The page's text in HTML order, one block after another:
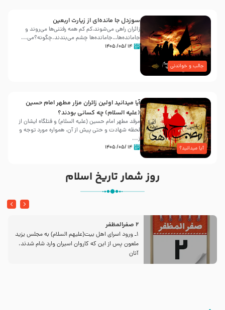
جالب و خواندنی
سوزدل جا مانده‌ای از زیارت اربعین
زائران راهی می‌شوند،کم‌ کم همه رفتنی‌ها می‌روند و
جامانده‌ها…جامانده‌ها چشم می‌بندند.چگونه؟می‌...
۱۴ /۰۵/ ۱۴۰۵
آیا میدانید؟
آیا میدانید اولین زائران مزار مطهر امام حسین
(علیه السلام) چه کسانی بودند؟
مرقد مطهر امام حسین (علیه السلام) و قتلگاه ایشان از
لحظه شهادت و حتی پیش از آن، همواره مورد توجه و
ز...
۱۴ /۰۵/ ۱۴۰۵
روز شمار تاریخ اسلام
2 صفرالمظفر
1ـ ورود اسراى اهل بیت‌(علیهم السلام) به مجلس یزید
ملعون پس از این كه كاروان اسیران وارد شام شدند،
آنان